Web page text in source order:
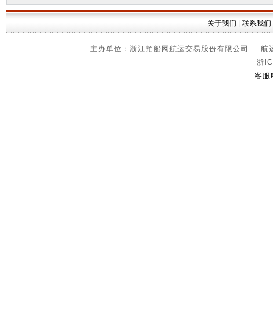
关于我们 联系我们
主办单位：浙江拍船网航运交易股份有限公司
浙
客服